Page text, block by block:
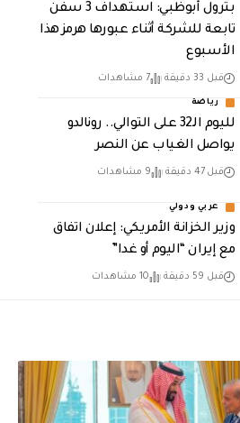
بترول أبوظبي: استهداف 3 سفن
تابعة للشركة أثناء عبورها هرمز هذا
الأسبوع
قبل 33 دقيقة 7 مشاهدات
رياضة
لليوم الـ32 على التوالي.. رونالدو
يواصل الغياب عن النصر
قبل 47 دقيقة 9 مشاهدات
عربي ودولي
وزير الخزانة الأمريكي: إعلان اتفاق
مع إيران “اليوم أو غدا”
قبل 59 دقيقة 10 مشاهدات